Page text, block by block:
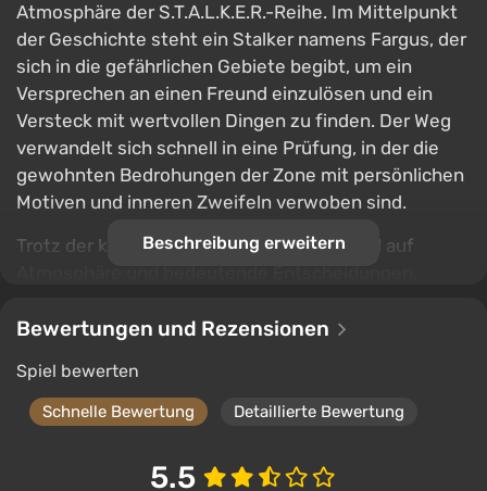
Atmosphäre der S.T.A.L.K.E.R.-Reihe. Im Mittelpunkt
der Geschichte steht ein Stalker namens Fargus, der
sich in die gefährlichen Gebiete begibt, um ein
Versprechen an einen Freund einzulösen und ein
Versteck mit wertvollen Dingen zu finden. Der Weg
verwandelt sich schnell in eine Prüfung, in der die
gewohnten Bedrohungen der Zone mit persönlichen
Motiven und inneren Zweifeln verwoben sind.
Trotz der kompakten Dauer setzt das Spiel auf
Verlauf der Handlung und führen zu verschiedenen
neuen Perspektive zu betrachten. Es ist eine
Geschichte, die nicht nur von Beute und Überleben
Wortes und dem, was man hinter sich lassen muss,
Beschreibung erweitern
Bewertungen und Rezensionen
Spiel bewerten
Schnelle Bewertung Detaillierte Bewertung
5.5